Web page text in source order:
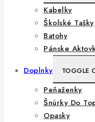
Kabelky
Školské Tašky
Batohy
Pánske
Doplnky
TOGGLE
Peňaženky
Šnúrky Do
Opasky